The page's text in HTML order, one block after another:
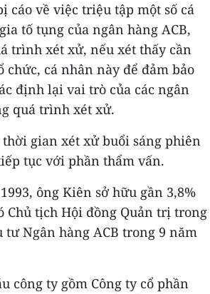
cáo về việc triệu tập một số cá
tố tụng của ngân hàng ACB,
trình xét xử, nếu xét thấy cần
cá nhân này để đảm bảo
định lại vai trò của các ngân
quá trình xét xử.
gian xét xử buổi sáng phiên
tục với phần thẩm vấn.
ông Kiên sở hữu gần 3,8%
Chủ tịch Hội đồng Quản trị trong
tư Ngân hàng ACB trong 9 năm
công ty gồm Công ty cổ phần